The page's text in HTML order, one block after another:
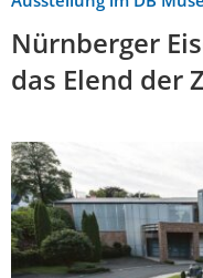
Nürnberger
das Elend der